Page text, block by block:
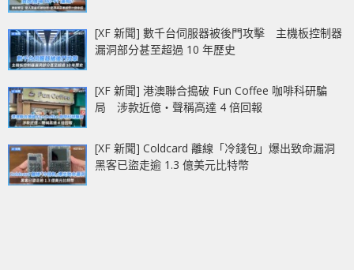
[XF 新聞] 數千台伺服器被後門攻擊 主機板控制器
漏洞部分甚至超過 10 年歷史
[XF 新聞] 港澳聯合搗破 Fun Coffee 咖啡科研騙
局 涉款近億‧聲稱高達 4 倍回報
[XF 新聞] Coldcard 離線「冷錢包」爆出致命漏洞
黑客已盜走逾 1.3 億美元比特幣